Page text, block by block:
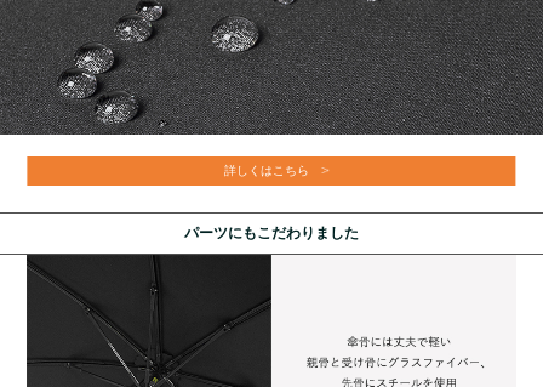
詳しくはこちら
パーツにもこだわりました